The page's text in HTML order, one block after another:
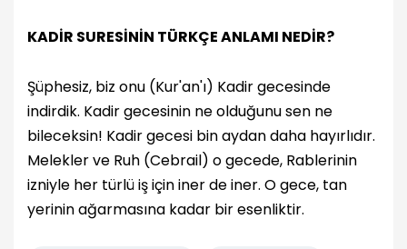
KADİR SURESİNİN TÜRKÇE ANLAMI NEDİR?
Şüphesiz, biz onu (Kur'an'ı) Kadir gecesinde
indirdik. Kadir gecesinin ne olduğunu sen ne
bileceksin! Kadir gecesi bin aydan daha hayırlıdır.
Melekler ve Ruh (Cebrail) o gecede, Rablerinin
izniyle her türlü iş için iner de iner. O gece, tan
yerinin ağarmasına kadar bir esenliktir.